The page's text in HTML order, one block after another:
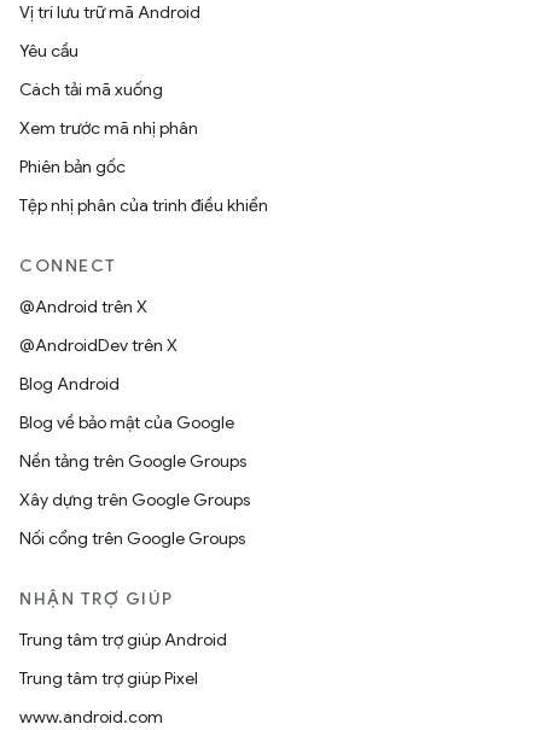
Vị trí lưu trữ mã Android
Yêu cầu
Cách tải mã xuống
Xem trước mã nhị phân
Phiên bản gốc
Tệp nhị phân của trình điều khiển
CONNECT
@Android trên X
@AndroidDev trên X
Blog Android
Blog về bảo mật của Google
Nền tảng trên Google Groups
Xây dựng trên Google Groups
Nối cổng trên Google Groups
NHẬN TRỢ GIÚP
Trung tâm trợ giúp Android
Trung tâm trợ giúp Pixel
www.android.com